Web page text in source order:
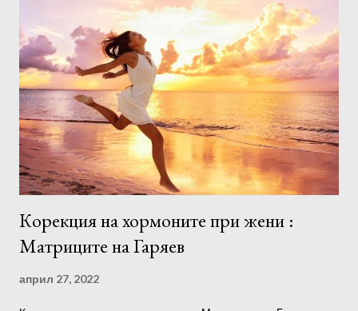
Корекция на хормоните при жени :
Матриците на Гаряев
април 27, 2022